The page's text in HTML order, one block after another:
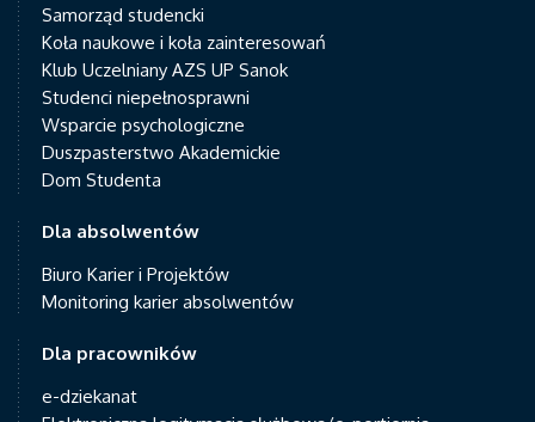
Samorząd studencki
Koła naukowe i koła zainteresowań
Klub Uczelniany AZS UP Sanok
Studenci niepełnosprawni
Wsparcie psychologiczne
Duszpasterstwo Akademickie
Dom Studenta
Dla absolwentów
Biuro Karier i Projektów
Monitoring karier absolwentów
Dla pracowników
e-dziekanat